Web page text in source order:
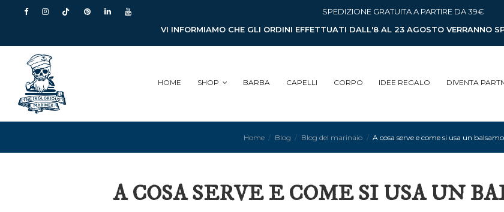
SPEDIZIONE GRATUITA A PARTIRE DA 39€
VI INFORMIAMO CHE GLI ORDINI EFFETTUATI DALL'8 AL 23 AGOSTO VERRANNO
HOME SHOP BARBA CAPELLI CORPO IDEE REGALO DIVENTA
Home Blog Blog del marinaio A cosa serve e come si usa un
A COSA SERVE E COME SI USA UN